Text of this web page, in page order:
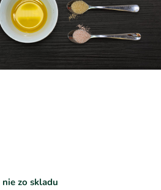
nie zo skladu